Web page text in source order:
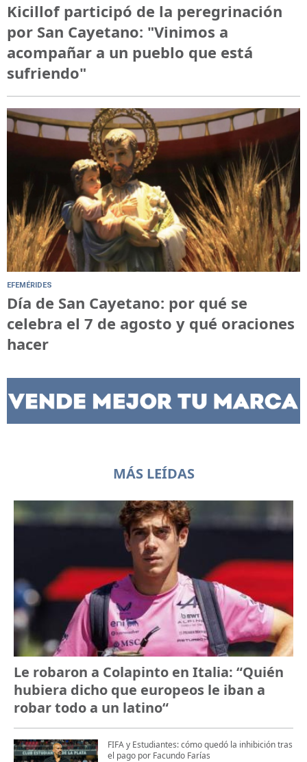
Kicillof participó de la peregrinación
por San Cayetano: "Vinimos a
acompañar a un pueblo que está
sufriendo"
EFEMÉRIDES
Día de San Cayetano: por qué se
celebra el 7 de agosto y qué oraciones
hacer
MÁS LEÍDAS
Le robaron a Colapinto en Italia: “Quién
hubiera dicho que europeos le iban a
robar todo a un latino“
FIFA y Estudiantes: cómo quedó la inhibición tras
el pago por Facundo Farías